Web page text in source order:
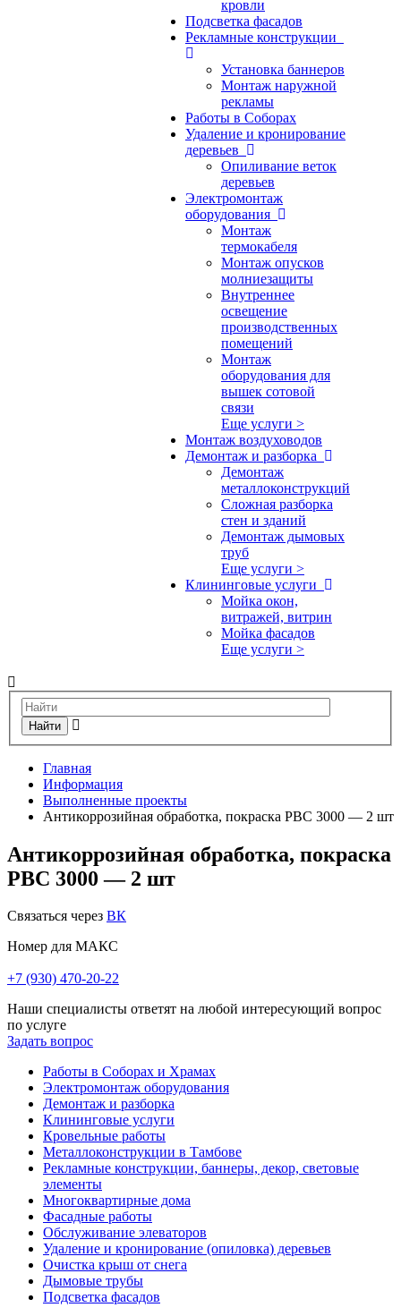
кровли
Подсветка фасадов
Рекламные конструкции
Установка баннеров
Монтаж наружной
рекламы
Работы в Соборах
Удаление и кронирование
деревьев
Опиливание веток
деревьев
Электромонтаж
оборудования
Монтаж
термокабеля
Монтаж опусков
молниезащиты
Внутреннее
освещение
производственных
помещений
Монтаж
оборудования для
вышек сотовой
связи
Еще услуги >
Монтаж воздуховодов
Демонтаж и разборка
Демонтаж
металлоконструкций
Сложная разборка
стен и зданий
Демонтаж дымовых
труб
Еще услуги >
Клининговые услуги
Мойка окон,
витражей, витрин
Мойка фасадов
Еще услуги >
Найти
Главная
Информация
Выполненные проекты
Антикоррозийная обработка, покраска РВС 3000 — 2 шт
Антикоррозийная обработка, покраска
РВС 3000 — 2 шт
Связаться через ВК
Номер для МАКС
+7 (930) 470-20-22
Наши специалисты ответят на любой интересующий вопрос
по услуге
Задать вопрос
Работы в Соборах и Храмах
Электромонтаж оборудования
Демонтаж и разборка
Клининговые услуги
Кровельные работы
Металлоконструкции в Тамбове
Рекламные конструкции, баннеры, декор, световые
элементы
Многоквартирные дома
Фасадные работы
Обслуживание элеваторов
Удаление и кронирование (опиловка) деревьев
Очистка крыш от снега
Дымовые трубы
Подсветка фасадов